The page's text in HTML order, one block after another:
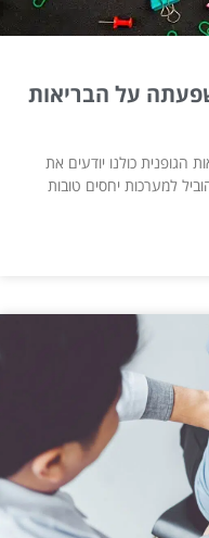
על הבריאות
כולנו יודעים את
למערכות יחסים טובות